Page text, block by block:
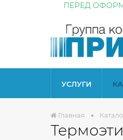
ПЕРЕД
УСЛУГИ
Главная